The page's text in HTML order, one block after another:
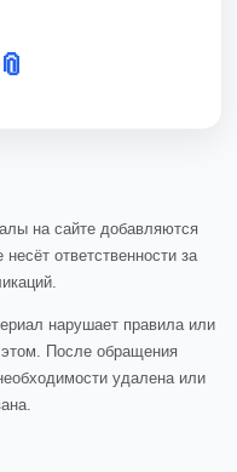
📎
на сайте добавляются
ответственности за
нарушает правила или
После обращения
удалена или